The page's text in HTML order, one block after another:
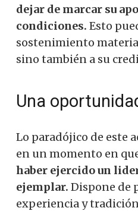
dejar de marcar su
condiciones. Esto
sostenimiento
sino también a su
Una
Lo paradójico de este
en un momento en
haber ejercido un
ejemplar. Dispone de
experiencia y